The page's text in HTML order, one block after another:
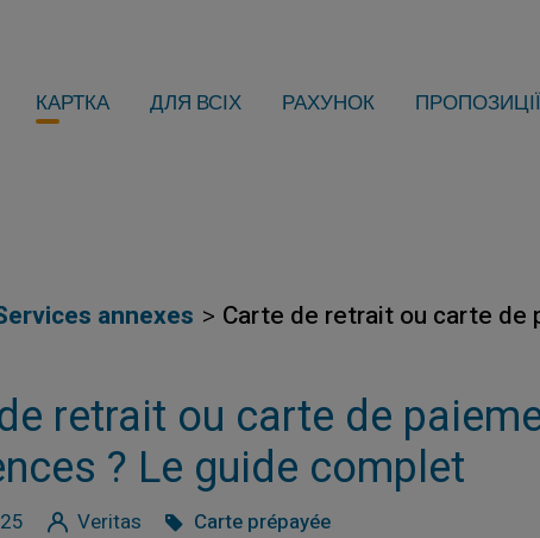
КАРТКА ДЛЯ ВСІХ РАХУНОК ПРОПОЗИЦІЇ
annexes Carte de retrait ou carte de
retrait ou carte de
? Le guide complet
Veritas Carte prépayée